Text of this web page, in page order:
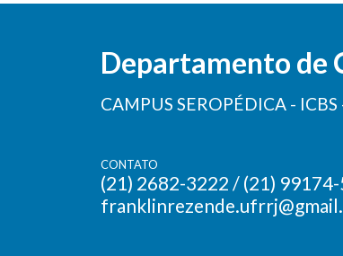
Departamento de
CAMPUS SEROPÉDICA - ICBS
CONTATO
(21) 2682-3222 / (21)